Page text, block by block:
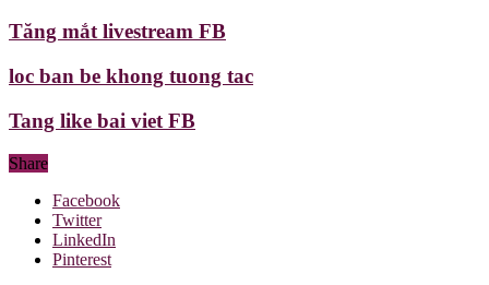
Tăng mắt livestream FB
loc ban be khong tuong tac
Tang like bai viet FB
Share
Facebook
Twitter
LinkedIn
Pinterest